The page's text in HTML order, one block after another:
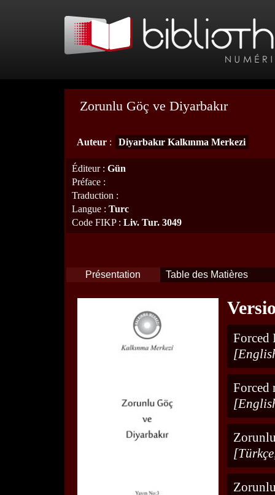
Zorunlu Göç ve Diyarbakır
Auteur : Diyarbakır Kalkınma Merkezi
Éditeur: Gün
Préface :
Traduction :
Langue : Turc
Code FIKP: Liv. Tur. 3049
Présentation Table des Matières
Forced
Forced